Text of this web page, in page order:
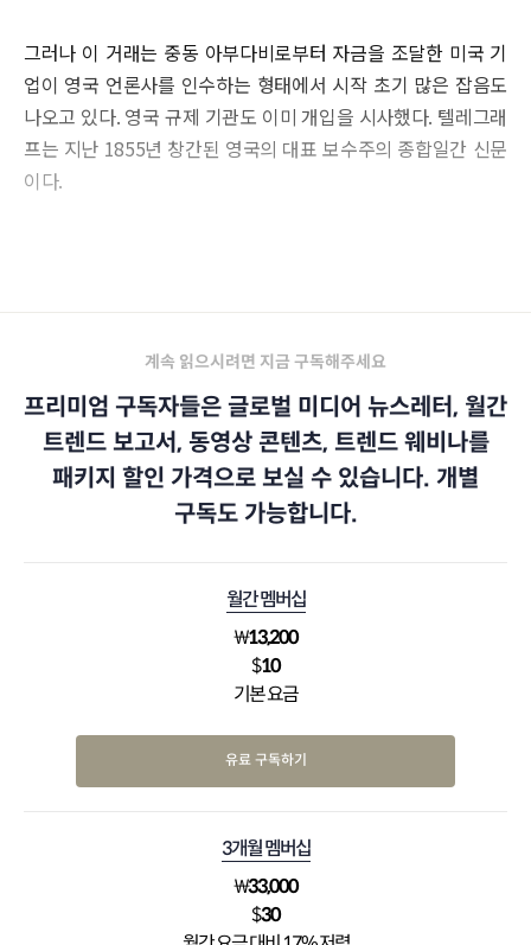
그러나 이 거래는 중동 아부다비로부터 자금을 조달한 미국 기
업이 영국 언론사를 인수하는 형태에서 시작 초기 많은 잡음도
나오고 있다. 영국 규제 기관도 이미 개입을 시사했다. 텔레그래
프는 지난 1855년 창간된 영국의 대표 보수주의 종합일간 신문
이다.
계속 읽으시려면 지금 구독해주세요
프리미엄 구독자들은 글로벌 미디어 뉴스레터, 월간
트렌드 보고서, 동영상 콘텐츠, 트렌드 웨비나를
패키지 할인 가격으로 보실 수 있습니다. 개별
구독도 가능합니다.
월간 멤버십
₩13,200
$10
기본 요금
유료 구독하기
3개월 멤버십
₩33,000
$30